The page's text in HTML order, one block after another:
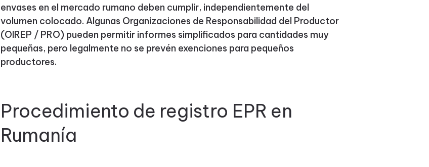
envases en el mercado rumano deben cumplir, independientemente del
volumen colocado. Algunas Organizaciones de Responsabilidad del Productor
(OIREP / PRO) pueden permitir informes simplificados para cantidades muy
pequeñas, pero legalmente no se prevén exenciones para pequeños
productores.
Procedimiento de registro EPR en
Rumanía